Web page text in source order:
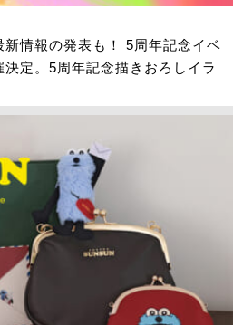
新情報の発表も！ 5周年記念イベ
定。5周年記念描きおろしイラ